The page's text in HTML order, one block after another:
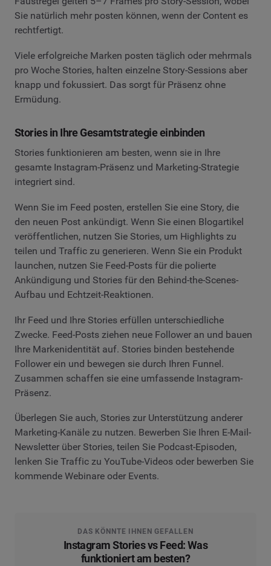
Sie natürlich mehr posten können, wenn der Content es
rechtfertigt.
Viele erfolgreiche Marken posten täglich oder mehrmals
pro Woche Stories, halten einzelne Story-Sessions aber
knapp und fokussiert. Das sorgt für Präsenz ohne
Ermüdung.
Stories in Ihre Gesamtstrategie einbinden
Stories funktionieren am besten, wenn sie in Ihre
gesamte Instagram-Präsenz und Marketing-Strategie
integriert sind.
Wenn Sie im Feed posten, erstellen Sie eine Story, die
den neuen Post ankündigt. Wenn Sie einen Blogartikel
veröffentlichen, nutzen Sie Stories, um Highlights zu
teilen und Traffic zu generieren. Wenn Sie ein Produkt
launchen, nutzen Sie Feed-Posts für die polierte
Ankündigung und Stories für den Behind-the-Scenes-
Aufbau und Echtzeit-Reaktionen.
Ihr Feed und Ihre Stories erfüllen unterschiedliche
Zwecke. Feed-Posts ziehen neue Follower an und bauen
Ihre Markenidentität auf. Stories binden bestehende
Follower ein und bewegen sie durch Ihren Funnel.
Zusammen schaffen sie eine umfassende Instagram-
Präsenz.
Überlegen Sie auch, Stories zur Unterstützung anderer
Marketing-Kanäle zu nutzen. Bewerben Sie Ihren E-Mail-
Newsletter über Stories, teilen Sie Podcast-Episoden,
lenken Sie Traffic zu YouTube-Videos oder bewerben Sie
kommende Webinare oder Events.
DAS KÖNNTE IHNEN GEFALLEN
Instagram Stories vs Feed: Was
funktioniert am besten?